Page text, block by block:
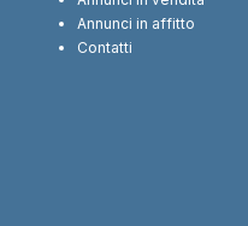
Annunci in affitto
Contatti